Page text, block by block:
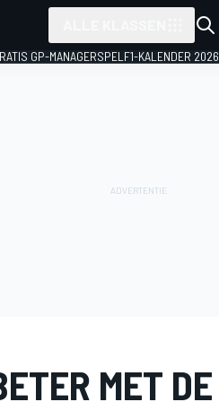
GP-MANAGERSPEL F1-KALENDER 2026
MET DE